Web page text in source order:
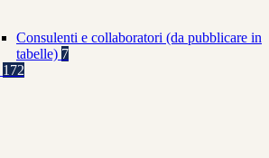
Consulenti e collaboratori (da pubblicare in
tabelle) 7
172